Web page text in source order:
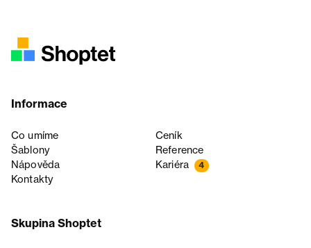
Informace
Co umíme
Ceník
Šablony
Reference
Nápověda
Kariéra 4
Kontakty
Skupina Shoptet